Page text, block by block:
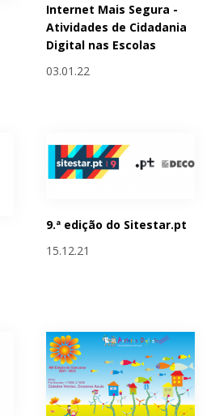
Internet Mais Segura -
Atividades de Cidadania
Digital nas Escolas
03.01.22
9.ª edição do Sitestar.pt
15.12.21